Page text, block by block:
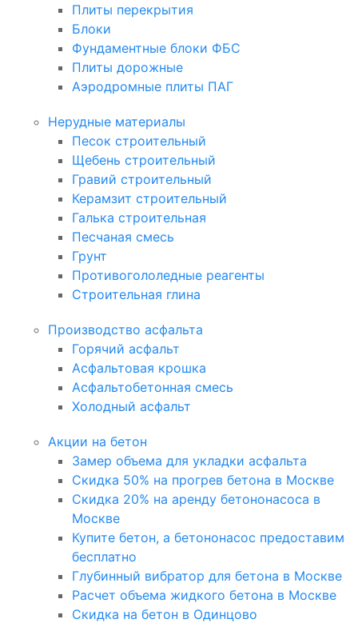
Плиты перекрытия
Блоки
Фундаментные блоки ФБС
Плиты дорожные
Аэродромные плиты ПАГ
Нерудные материалы
Песок строительный
Щебень строительный
Гравий строительный
Керамзит строительный
Галька строительная
Песчаная смесь
Грунт
Противогололедные реагенты
Строительная глина
Производство асфальта
Горячий асфальт
Асфальтовая крошка
Асфальтобетонная смесь
Холодный асфальт
Акции на бетон
Замер объема для укладки асфальта
Скидка 50% на прогрев бетона в Москве
Скидка 20% на аренду бетононасоса в
Москве
Купите бетон, а бетононасос предоставим
бесплатно
Глубинный вибратор для бетона в Москве
Расчет объема жидкого бетона в Москве
Скидка на бетон в Одинцово